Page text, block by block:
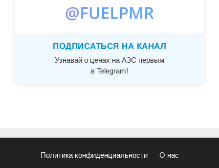
ПОДПИСАТЬСЯ НА КАНАЛ
Узнавай о ценах на АЗС первым
в Telegram!
Политика конфиденциальности О нас